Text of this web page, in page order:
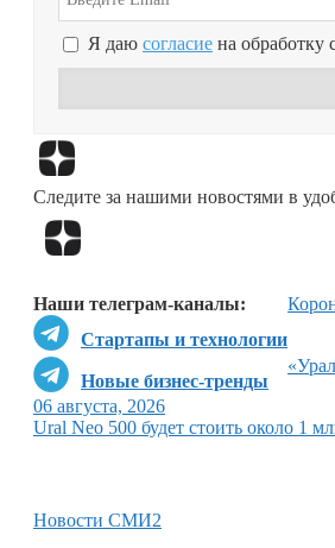
Я даю согласие на обработку
Следите за нашими новостями в
Наши телеграм-каналы:
Стартапы и технологии
Новые бизнес-тренды
06 августа, 2026
Ural Neo 500 будет стоить около 1
Новости СМИ2